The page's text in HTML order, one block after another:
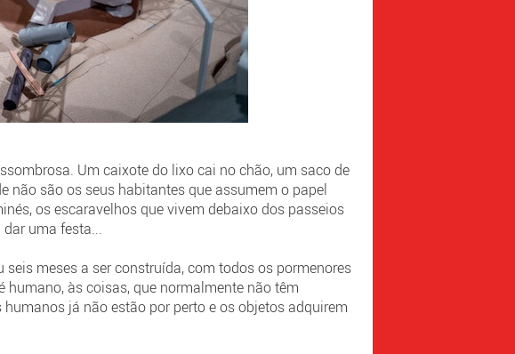
Um caixote do lixo cai no chão, um saco de
não são os seus habitantes que assumem o papel
os escaravelhos que vivem debaixo dos passeios
uma festa...
meses a ser construída, com todos os pormenores
humano, às coisas, que normalmente não têm
já não estão por perto e os objetos adquirem